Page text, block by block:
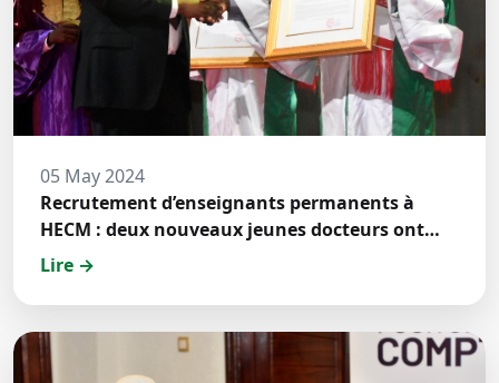
05 May 2024
Recrutement d’enseignants permanents à
HECM : deux nouveaux jeunes docteurs ont
prêté́ serment
Lire →